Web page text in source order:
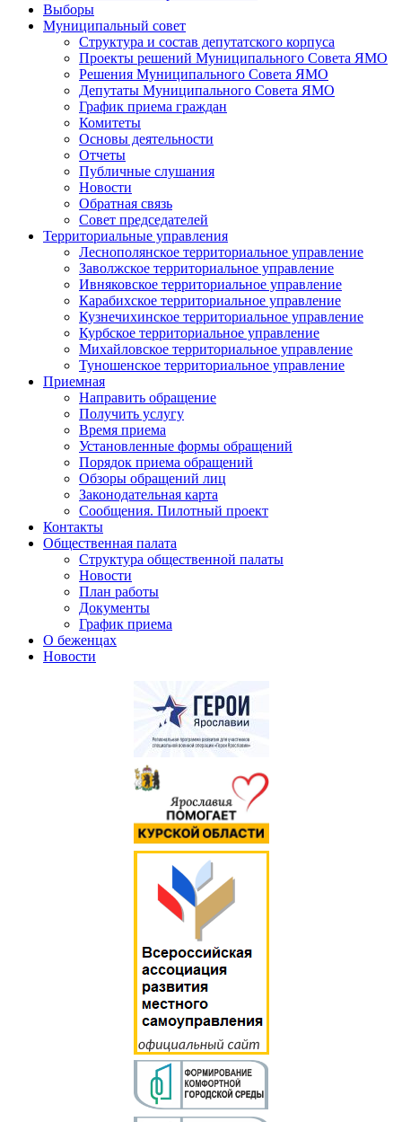
Выборы
Муниципальный совет
Структура и состав депутатского корпуса
Проекты решений Муниципального Совета ЯМО
Решения Муниципального Совета ЯМО
Депутаты Муниципального Совета ЯМО
График приема граждан
Комитеты
Основы деятельности
Отчеты
Публичные слушания
Новости
Обратная связь
Совет председателей
Территориальные управления
Леснополянское территориальное управление
Заволжское территориальное управление
Ивняковское территориальное управление
Карабихское территориальное управление
Кузнечихинское территориальное управление
Курбское территориальное управление
Михайловское территориальное управление
Туношенское территориальное управление
Приемная
Направить обращение
Получить услугу
Время приема
Установленные формы обращений
Порядок приема обращений
Обзоры обращений лиц
Законодательная карта
Сообщения. Пилотный проект
Контакты
Общественная палата
Структура общественной палаты
Новости
План работы
Документы
График приема
О беженцах
Новости